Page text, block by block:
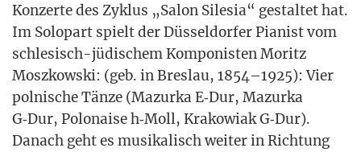
Kon­zer­te des Zyklus „Salon Sile­sia“ gestal­tet hat.
Im Solo­part spielt der Düs­sel­dor­fer Pia­nist vom
schle­sisch-jüdi­schem Kom­po­nis­ten Moritz
Mosz­kow­ski: (geb. in Bres­lau, 1854–1925): Vier
pol­ni­sche Tän­ze (Mazur­ka E‑Dur, Mazur­ka
G‑Dur, Polo­nai­se h‑Moll, Kra­ko­wi­ak G‑Dur).
Danach geht es musi­ka­lisch wei­ter in Rich­tung